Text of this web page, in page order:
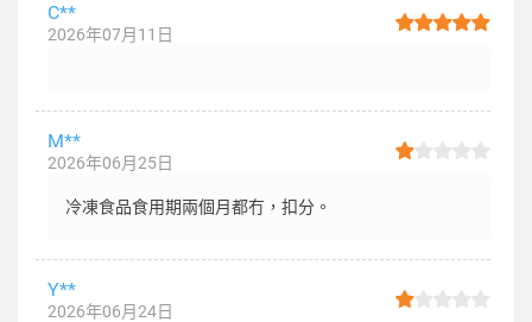
C**
2026年07月11日
M**
2026年06月25日
冷凍食品食用期兩個月都冇，扣分。
Y**
2026年06月24日